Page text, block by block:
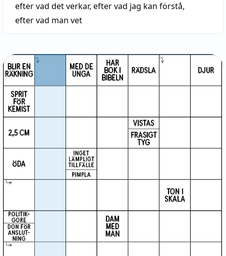
efter vad det verkar, efter vad jag kan förstå,
efter vad man vet